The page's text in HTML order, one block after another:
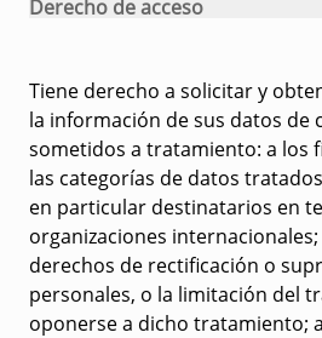
Derecho de acceso
Tiene derecho a solicitar y
la información de sus datos de
sometidos a tratamiento: a los
las categorías de datos
en particular destinatarios en
organizaciones
derechos de rectificación o
personales, o la limitación del
oponerse a dicho tratamiento;